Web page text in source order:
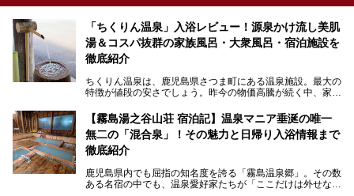
「ちくりん温泉」入浴レビュー！源泉かけ流し美肌
湯＆コスパ抜群の家族風呂・大衆風呂・宿泊施設を
徹底紹介
ちくりん温泉は、鹿児島県さつま町にある温泉施設。最大の
特徴が値段の安さでしょう。昨今の物価高騰が続く中、家族
4,000円～、と驚くべき価格を維持。
さらに、源泉100％かけ流しのツルツル美肌湯を堪能できる
点にも注目すべき。30年以上全国の温泉を巡った筆者の経
験上、穴場中の穴場と言っても決して過言ではありません。
今回は「ちくりん温泉」の家族風呂・大衆風呂・宿泊施設に
ついて、徹底レビューします！
【霧島湯之谷山荘 宿泊記】温泉マニア垂涎の唯一
無二の「混合泉」！その魅力と日帰り入浴情報まで
徹底紹介
鹿児島県内でも屈指の知名度を誇る「霧島温泉郷」。その数
ある名宿の中でも、温泉愛好家たちが「ここだけは外せな